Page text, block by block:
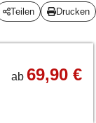
Teilen Drucken
ab 69,90 €